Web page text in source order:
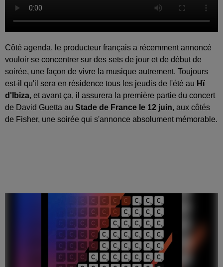
Côté agenda, le producteur français a récemment annoncé
vouloir se concentrer sur des sets de jour et de début de
soirée, une façon de vivre la musique autrement. Toujours
est-il qu'il sera en résidence tous les jeudis de l'été au Hï
d'Ibiza, et avant ça, il assurera la première partie du concert
de David Guetta au Stade de France le 12 juin, aux côtés
de Fisher, une soirée qui s'annonce absolument mémorable.